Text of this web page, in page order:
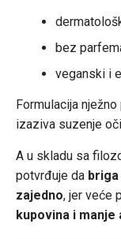
bez
veganski i
Formulacija
izaziva suzenje
A u skladu sa
potvrđuje da
zajedno, jer veće
kupovina i manje